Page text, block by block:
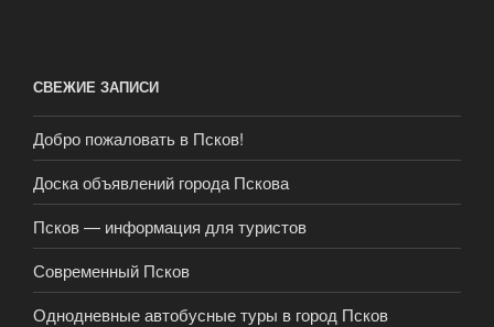
СВЕЖИЕ ЗАПИСИ
Добро пожаловать в Псков!
Доска объявлений города Пскова
Псков — информация для туристов
Современный Псков
Однодневные автобусные туры в город Псков